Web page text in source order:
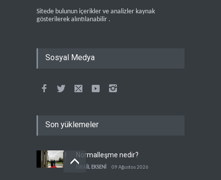
Sitede bulunun içerikler ve analizler kaynak
gösterilerek alıntılanabilir .
Sosyal Medya
Son yüklemeler
Normalleşme nedir?
İSRAİL EKSENİ 09 Ağustos 2026